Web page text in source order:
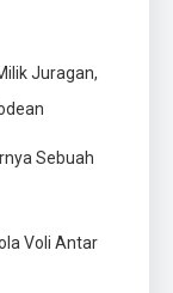
Juragan,
Sebuah
Voli Antar